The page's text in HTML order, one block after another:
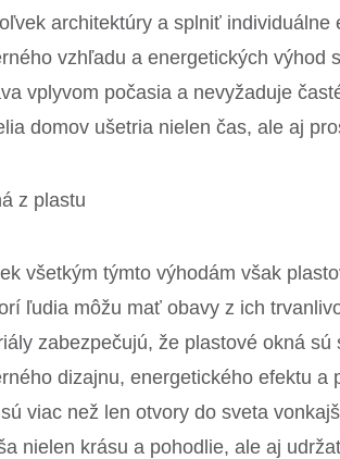
architektúry a splniť
vzhľadu a energetických výhod
vplyvom počasia a nevyžaduje
domov ušetria nielen čas, ale aj
všetkým týmto výhodám však
ľudia môžu mať obavy z ich
zabezpečujú, že plastové okná
dizajnu, energetického efektu
viac než len otvory do sveta
nielen krásu a pohodlie, ale aj